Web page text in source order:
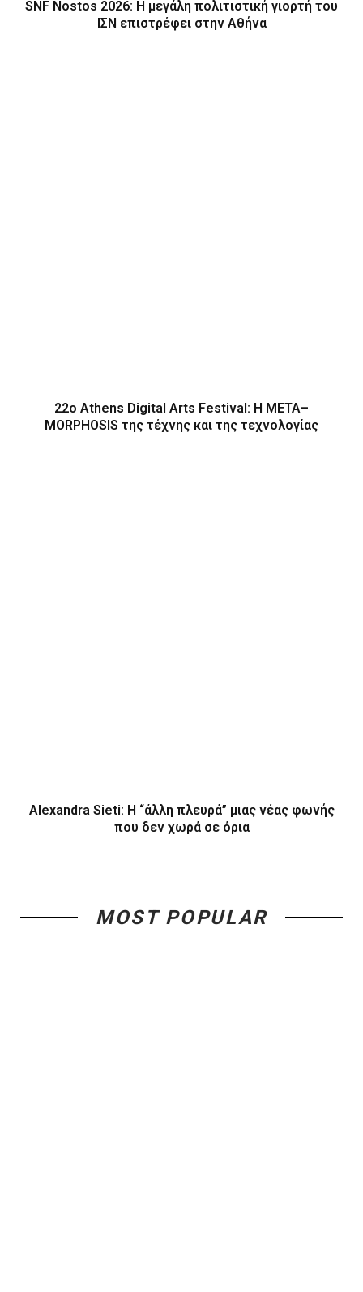
SNF Nostos 2026: Η μεγάλη πολιτιστική γιορτή του
ΙΣΝ επιστρέφει στην Αθήνα
22ο Athens Digital Arts Festival: Η ΜΕΤΑ–
MORPHOSIS της τέχνης και της τεχνολογίας
Alexandra Sieti: Η “άλλη πλευρά” μιας νέας φωνής
που δεν χωρά σε όρια
MOST POPULAR